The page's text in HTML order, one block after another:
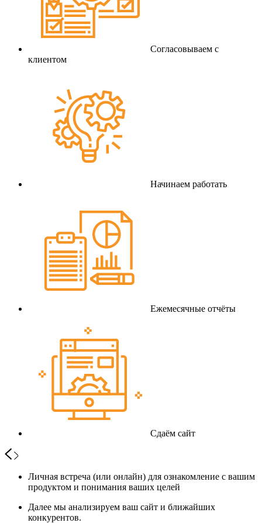
Согласовываем с
клиентом
Начинаем работать
Ежемесячные отчёты
Сдаём сайт
Личная встреча (или онлайн) для ознакомление с вашим
продуктом и понимания ваших целей
Далее мы анализируем ваш сайт и ближайших
конкурентов.